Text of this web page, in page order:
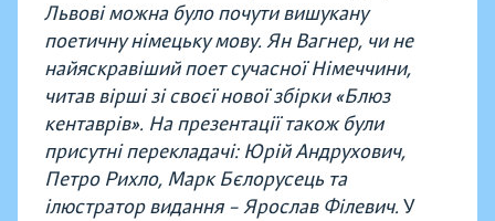
Львові можна було почути вишукану
поетичну німецьку мову. Ян Вагнер, чи не
найяскравіший поет сучасної Німеччини,
читав вірші зі своєї нової збірки «Блюз
кентаврів». На презентації також були
присутні перекладачі: Юрій Андрухович,
Петро Рихло, Марк Бєлорусець та
ілюстратор видання – Ярослав Філевич. У